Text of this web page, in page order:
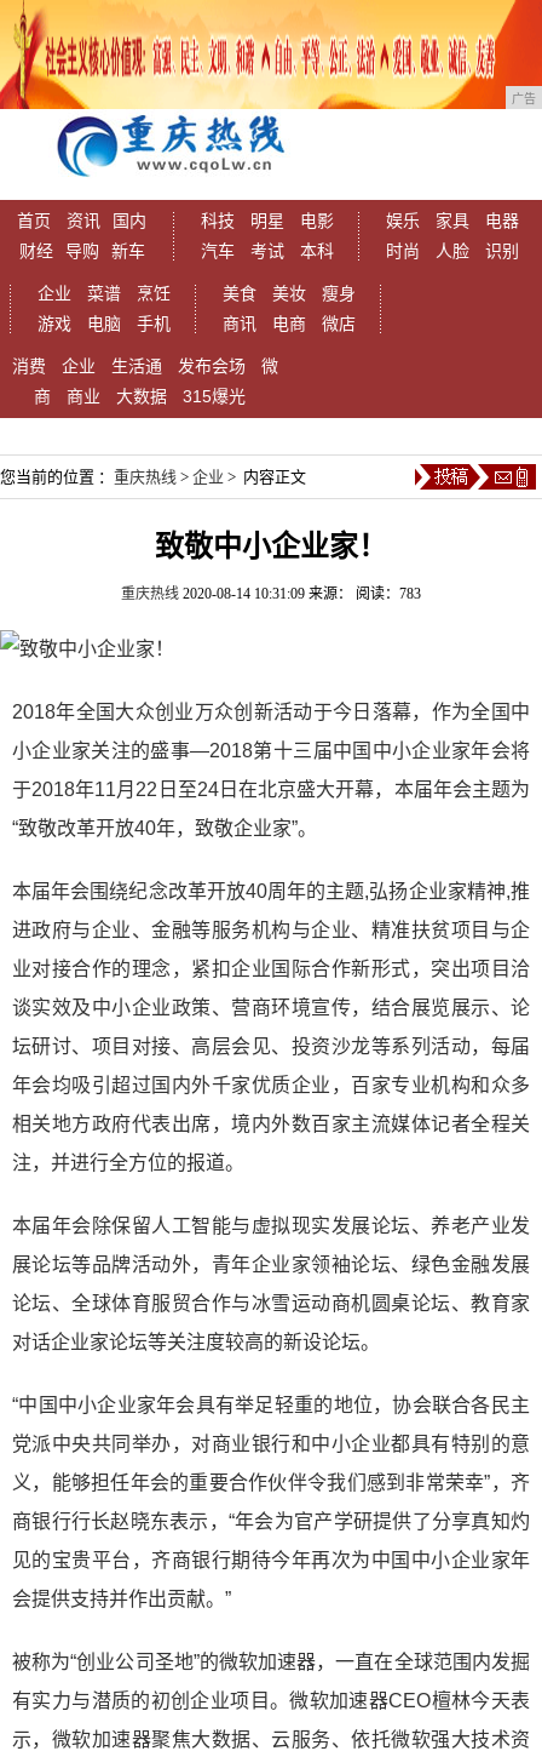
广告
首页 资讯
国内
财经
导购 新车
科技 明星
电影
汽车
考试 本科
娱乐 家具
电器
时尚
人脸 识别
企业 菜谱
烹饪
游戏
电脑 手机
美食 美妆
瘦身
商讯
电商 微店
消费 企业 生活通 发布会场
微
商
商业 大数据 315爆光
您当前的位置 ： 重庆热线 > 企业 > 内容正文
致敬中小企业家！
重庆热线 2020-08-14 10:31:09 来源： 阅读：783
2018年全国大众创业万众创新活动于今日落幕，作为全国中
小企业家关注的盛事—2018第十三届中国中小企业家年会将
于2018年11月22日至24日在北京盛大开幕，本届年会主题为
“致敬改革开放40年，致敬企业家”。
本届年会围绕纪念改革开放40周年的主题,弘扬企业家精神,推
进政府与企业、金融等服务机构与企业、精准扶贫项目与企
业对接合作的理念，紧扣企业国际合作新形式，突出项目洽
谈实效及中小企业政策、营商环境宣传，结合展览展示、论
坛研讨、项目对接、高层会见、投资沙龙等系列活动，每届
年会均吸引超过国内外千家优质企业，百家专业机构和众多
相关地方政府代表出席，境内外数百家主流媒体记者全程关
注，并进行全方位的报道。
本届年会除保留人工智能与虚拟现实发展论坛、养老产业发
展论坛等品牌活动外，青年企业家领袖论坛、绿色金融发展
论坛、全球体育服贸合作与冰雪运动商机圆桌论坛、教育家
对话企业家论坛等关注度较高的新设论坛。
“中国中小企业家年会具有举足轻重的地位，协会联合各民主
党派中央共同举办，对商业银行和中小企业都具有特别的意
义，能够担任年会的重要合作伙伴令我们感到非常荣幸”，齐
商银行行长赵晓东表示，“年会为官产学研提供了分享真知灼
见的宝贵平台，齐商银行期待今年再次为中国中小企业家年
会提供支持并作出贡献。”
被称为“创业公司圣地”的微软加速器，一直在全球范围内发掘
有实力与潜质的初创企业项目。微软加速器CEO檀林今天表
示，微软加速器聚焦大数据、云服务、依托微软强大技术资